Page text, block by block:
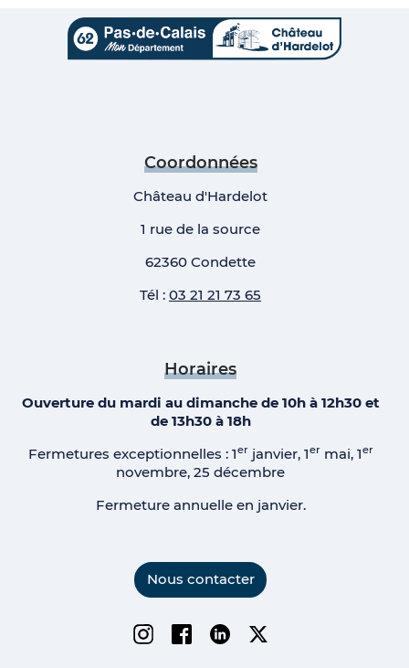
Coordonnées
Château d'Hardelot
1 rue de la source
62360 Condette
Tél :03 21 21 73 65
Horaires
Ouverture du mardi au dimanche de 10h à 12h30 et
de 13h30 à 18h
Fermetures exceptionnelles : 1erjanvier, 1ermai, 1er
novembre, 25 décembre
Fermeture annuelle en janvier.
Nous contacter
InstagramFacebookLinkedinTwitter